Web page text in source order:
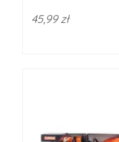
45,99 zł